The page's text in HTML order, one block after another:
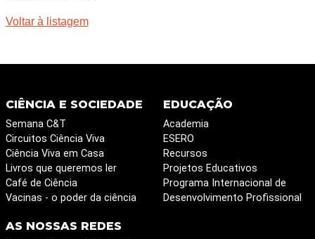
Voltar à listagem
CIÊNCIA E SOCIEDADE
Semana C&T
Circuitos Ciência Viva
Ciência Viva em Casa
Livros que queremos ler
Café de Ciência
Vacinas - o poder da ciência
EDUCAÇÃO
Academia
ESERO
Recursos
Projetos Educativos
Programa Internacional de
Desenvolvimento Profissional
AS NOSSAS REDES